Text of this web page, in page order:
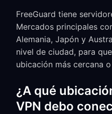
FreeGuard tiene
Mercados principales
Alemania, Japón y
nivel de ciudad, para
ubicación más cercana
¿A qué
VPN debo